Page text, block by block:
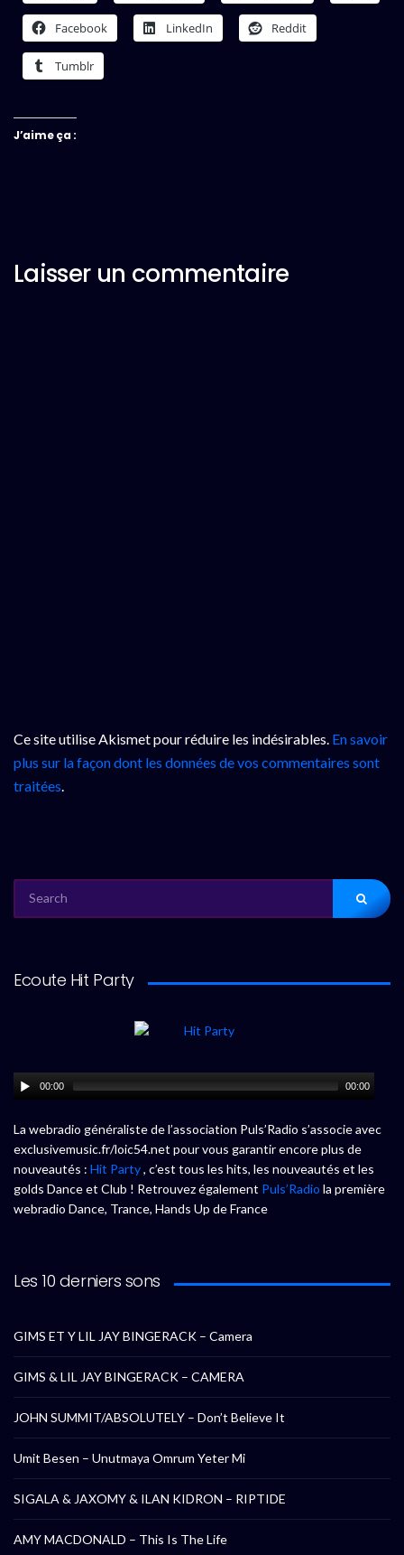
Facebook LinkedIn Reddit
Tumblr
J’aime ça :
Laisser un commentaire
Ce site utilise Akismet pour réduire les indésirables. En savoir
plus sur la façon dont les données de vos commentaires sont
traitées.
FOR:
Ecoute Hit Party
00:00 00:00
La webradio généraliste de l’association Puls’Radio s’associe avec
exclusivemusic.fr/loic54.net pour vous garantir encore plus de
nouveautés : Hit Party, c’est tous les hits, les nouveautés et les
golds Dance et Club ! Retrouvez également Puls’Radio la première
webradio Dance, Trance, Hands Up de France
Les 10 derniers sons
GIMS ET Y LIL JAY BINGERACK – Camera
GIMS & LIL JAY BINGERACK – CAMERA
JOHN SUMMIT/ABSOLUTELY – Don’t Believe It
Umit Besen – Unutmaya Omrum Yeter Mi
SIGALA & JAXOMY & ILAN KIDRON – RIPTIDE
AMY MACDONALD – This Is The Life